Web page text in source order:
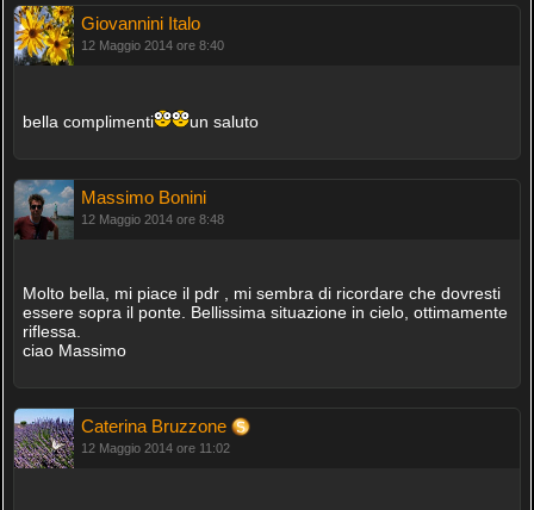
Giovannini Italo
12 Maggio 2014 ore 8:40
bella complimenti un saluto
Massimo Bonini
12 Maggio 2014 ore 8:48
Molto bella, mi piace il pdr , mi sembra di ricordare che dovresti
essere sopra il ponte. Bellissima situazione in cielo, ottimamente
riflessa.
ciao Massimo
Caterina Bruzzone
12 Maggio 2014 ore 11:02